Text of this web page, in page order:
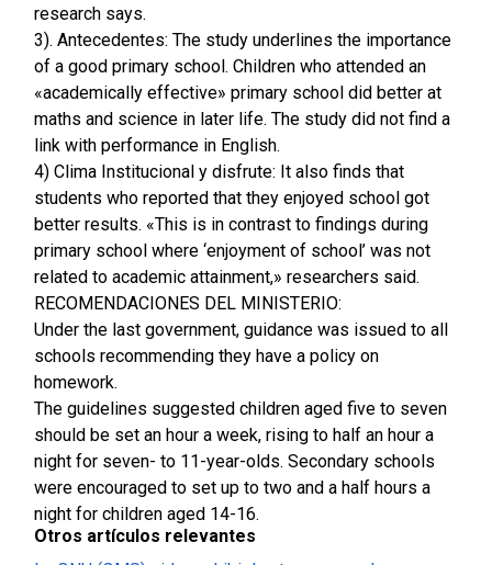
research says.
3). Antecedentes: The study underlines the importance
of a good primary school. Children who attended an
«academically effective» primary school did better at
maths and science in later life. The study did not find a
link with performance in English.
4) Clima Institucional y disfrute: It also finds that
students who reported that they enjoyed school got
better results. «This is in contrast to findings during
primary school where ‘enjoyment of school’ was not
related to academic attainment,» researchers said.
RECOMENDACIONES DEL MINISTERIO:
Under the last government, guidance was issued to all
schools recommending they have a policy on
homework.
The guidelines suggested children aged five to seven
should be set an hour a week, rising to half an hour a
night for seven- to 11-year-olds. Secondary schools
were encouraged to set up to two and a half hours a
night for children aged 14-16.
Otros artículos relevantes